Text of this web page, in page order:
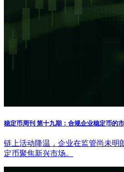
稳定币周刊 第十九期：合规企业稳定币的
链上活动降温，企业在监管尚未明
定币聚焦新兴市场。